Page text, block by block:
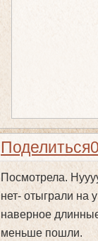
Поделиться
Посмотрела.
нет- отыграли на
наверное
меньше пошли.